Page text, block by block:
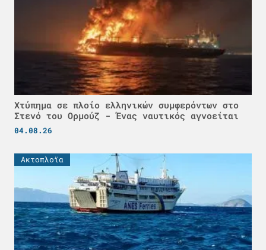
Χτύπημα σε πλοίο ελληνικών συμφερόντων στο
Στενό του Ορμούζ - Ένας ναυτικός αγνοείται
04.08.26
Ακτοπλοϊα